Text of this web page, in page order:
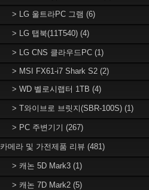
> LG 울트라PC 그램 (6)
> LG 탭북(11T540) (4)
> LG CNS 클라우드PC (1)
> MSI FX61-i7 Shark S2 (2)
> WD 벨로시랩터 1TB (4)
> T와이브로 브릿지(SBR-100S) (1)
> PC 주변기기 (267)
카메라 및 가전제품 리뷰 (481)
> 캐논 5D Mark3 (1)
> 캐논 7D Mark2 (5)